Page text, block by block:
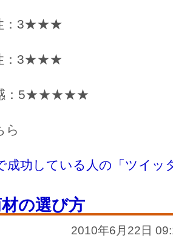
：3★★★
：3★★★
感：5★★★★★
ら
成功している人の「ツイッ
の選び方
2010年6月22日